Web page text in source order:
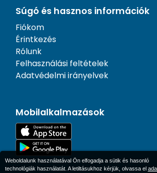
Súgó és hasznos információk
Fiókom
Érintkezés
Rólunk
Felhasználási feltételek
Adatvédelmi irányelvek
Mobilalkalmazások
Weboldalunk használatával Ön elfogadja a sütik és hasonló
technológiák használatát. A letiltásukhoz kérjük, olvassa el